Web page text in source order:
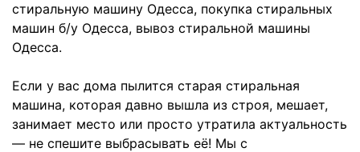
стиральную машину Одесса, покупка стиральных
машин б/у Одесса, вывоз стиральной машины
Одесса.
Если у вас дома пылится старая стиральная
машина, которая давно вышла из строя, мешает,
занимает место или просто утратила актуальность
— не спешите выбрасывать её! Мы с